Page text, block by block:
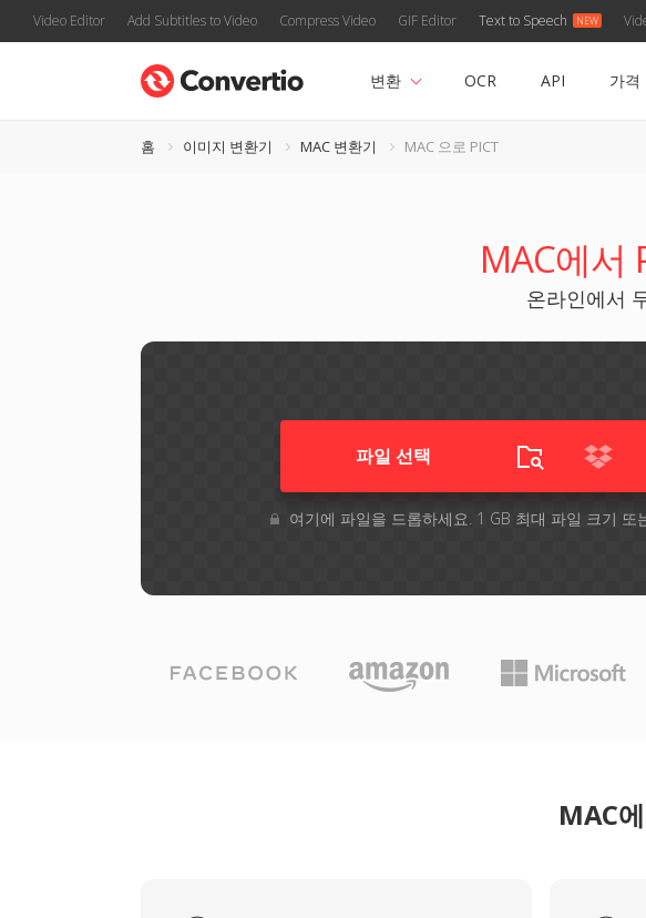
Video Editor Add Subtitles to Video Compress Video GIF Editor Text to Speech
변환 OCR API 가격
홈 이미지 변환기 MAC 변환기 MAC 으로 PICT
MAC에서
온라인에서
파일 선택
여기에 파일을 드롭하세요. 1 GB 최대 파일 크기 또
MAC